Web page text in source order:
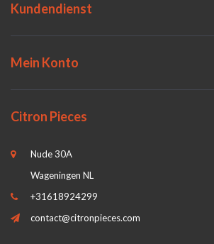
Kundendienst
Mein Konto
Citron Pieces
Nude 30A
Wageningen NL
+31618924299
contact@citronpieces.com